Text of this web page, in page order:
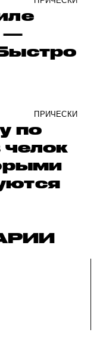
—
ПРИЧЕСКИ
по
челок